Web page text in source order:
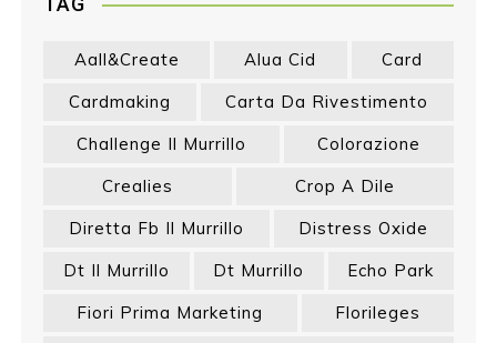
Aall&create Alua Cid
Card
Cardmaking
Carta Da Rivestimento
Challenge Il Murrillo
Colorazione
Crealies
Crop A Dile
Diretta Fb Il Murrillo
Distress Oxide
Dt Il Murrillo
Dt Murrillo
Echo Park
Fiori Prima Marketing
Florileges